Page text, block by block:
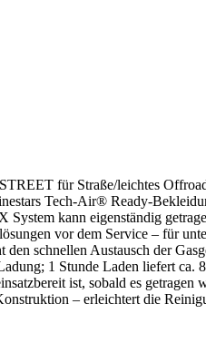
für Straße/leichtes
Tech-Air® Ready-
kann eigenständig
vor dem Service – für
den schnellen Austausch der
1 Stunde Laden liefert ca.
ist, sobald es getragen
– erleichtert die